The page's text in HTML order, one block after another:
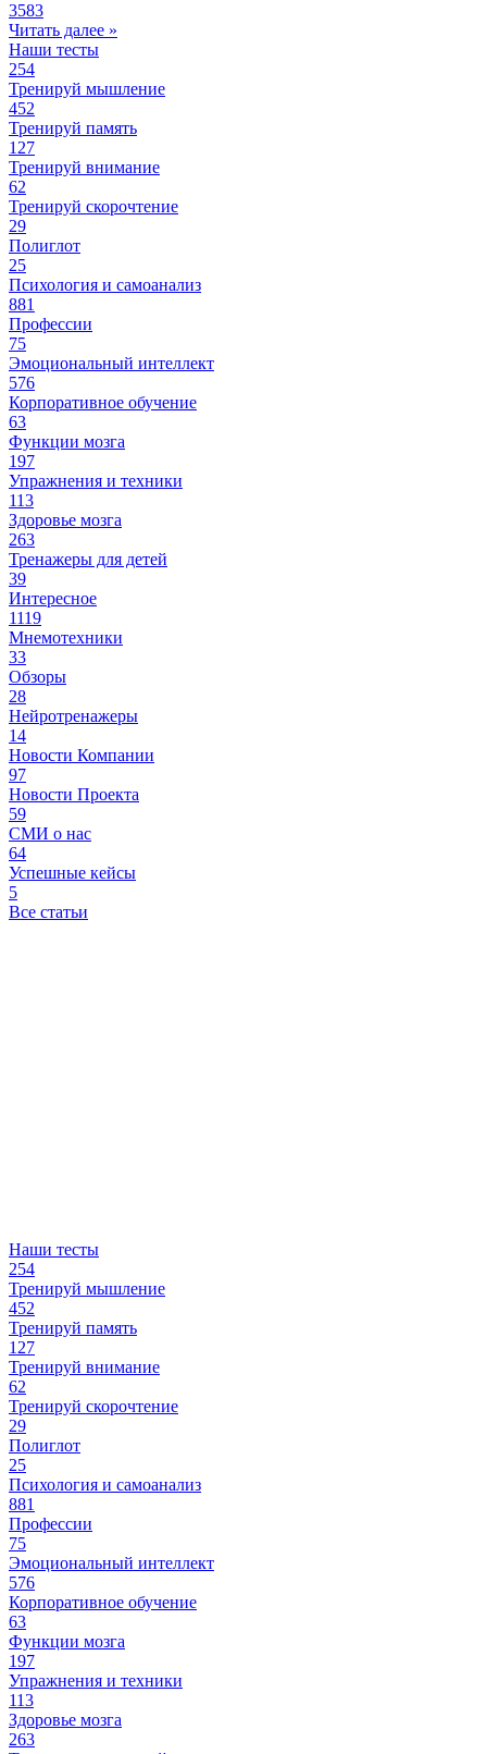
3583
Читать далее »
Наши тесты
254
Тренируй мышление
452
Тренируй память
127
Тренируй внимание
62
Тренируй скорочтение
29
Полиглот
25
Психология и самоанализ
881
Профессии
75
Эмоциональный интеллект
576
Корпоративное обучение
63
Функции мозга
197
Упражнения и техники
113
Здоровье мозга
263
Тренажеры для детей
39
Интересное
1119
Мнемотехники
33
Обзоры
28
Нейротренажеры
14
Новости Компании
97
Новости Проекта
59
СМИ о нас
64
Успешные кейсы
5
Все статьи
Наши тесты
254
Тренируй мышление
452
Тренируй память
127
Тренируй внимание
62
Тренируй скорочтение
29
Полиглот
25
Психология и самоанализ
881
Профессии
75
Эмоциональный интеллект
576
Корпоративное обучение
63
Функции мозга
197
Упражнения и техники
113
Здоровье мозга
263